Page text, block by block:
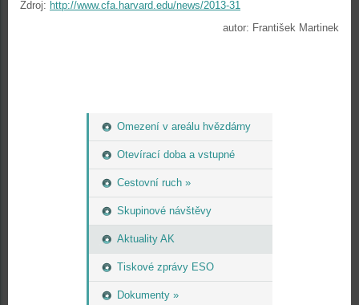
Omezení v areálu hvězdárny
Otevírací doba a vstupné
Cestovní ruch »
Skupinové návštěvy
Aktuality AK
Tiskové zprávy ESO
Dokumenty »
Zdroj: http://www.cfa.harvard.edu/news/2013-31
autor: František Martinek